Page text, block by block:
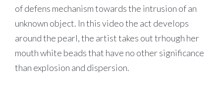
of defens mechanism towards the intrusion of an
unknown object. In this video the act develops
around the pearl, the artist takes out trhough her
mouth white beads that have no other significance
than explosion and dispersion.